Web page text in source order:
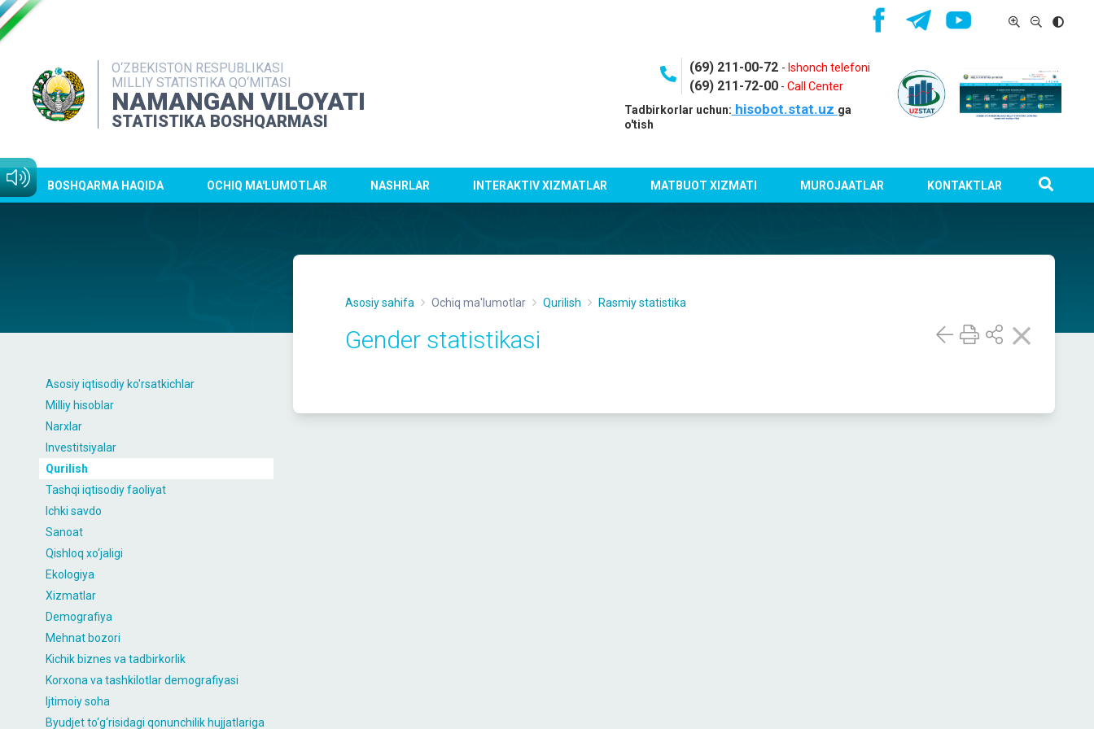
O‘ZBEKISTON RESPUBLIKASI
MILLIY STATISTIKA QO‘MITASI
NAMANGAN VILOYATI
STATISTIKA BOSHQARMASI
(69) 211-00-72 - Ishonch telefoni
(69) 211-72-00- Call Center
Tadbirkorlar uchun: hisobot.stat.uz ga
o'tish
BOSHQARMA HAQIDA OCHIQ MA'LUMOTLAR NASHRLAR INTERAKTIV XIZMATLAR MATBUOT XIZMATI MUROJAATLAR KONTAKTLAR
Asosiy iqtisodiy ko'rsatkichlar
Milliy hisoblar
Narxlar
Investitsiyalar
Qurilish
Tashqi iqtisodiy faoliyat
Ichki savdo
Sanoat
Qishloq xo‘jaligi
Ekologiya
Xizmatlar
Demografiya
Mehnat bozori
Kichik biznes va tadbirkorlik
Korxona va tashkilotlar demografiyasi
Ijtimoiy soha
Byudjet to‘g‘risidagi qonunchilik hujjatlariga
Asosiy sahifa Ochiq ma'lumotlar Qurilish Rasmiy statistika
Gender statistikasi